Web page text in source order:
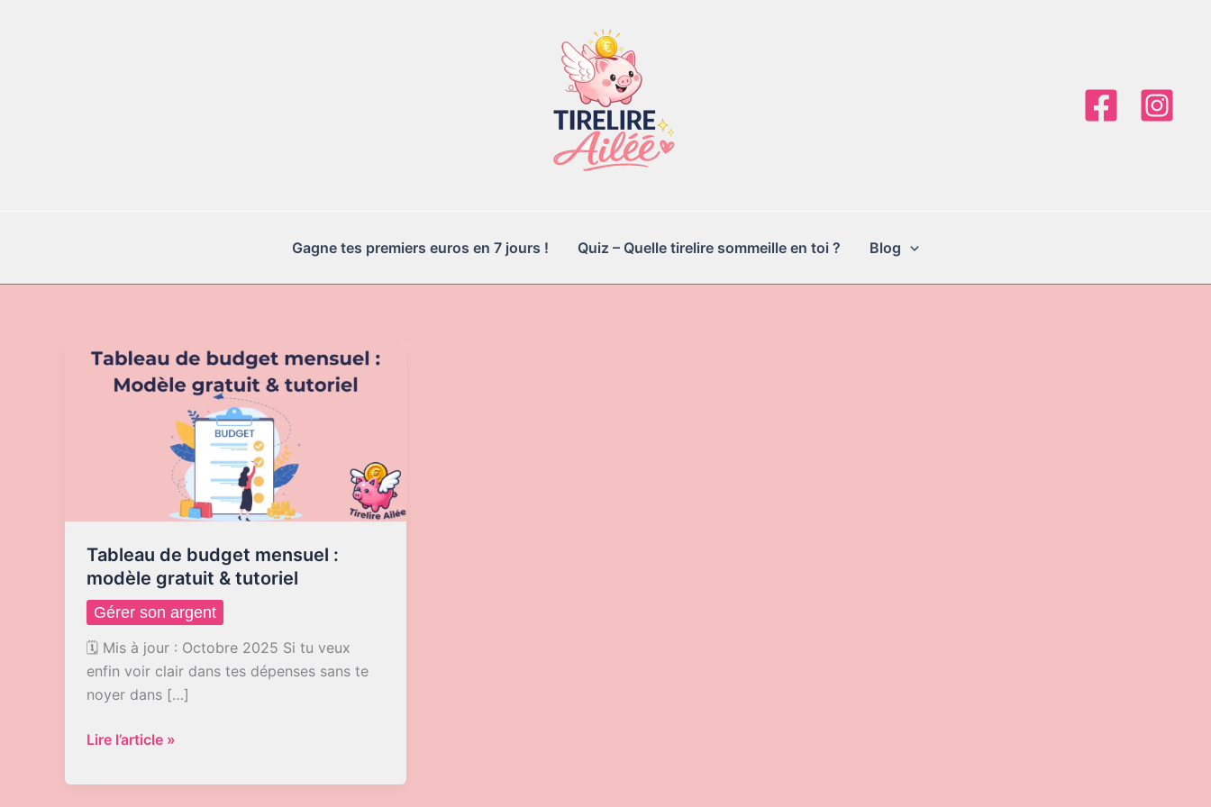
Gagne tes premiers euros en 7 jours ! Quiz – Quelle tirelire sommeille en toi ? Blog
Tableau de budget mensuel :
modèle gratuit & tutoriel
Gérer son argent
🗓️ Mis à jour : Octobre 2025 Si tu veux
enfin voir clair dans tes dépenses sans te
noyer dans […]
Tableau
budget
Lire l’article »